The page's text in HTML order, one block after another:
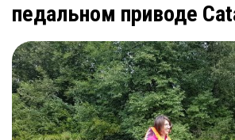
педальном приводе